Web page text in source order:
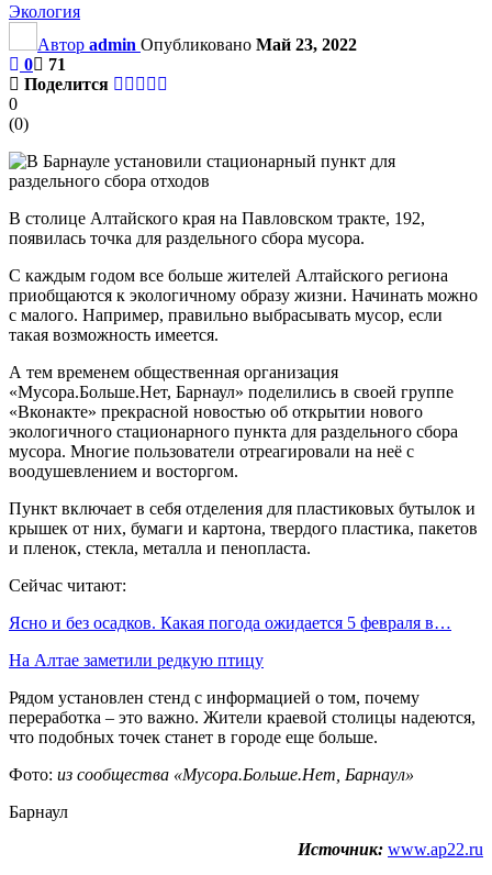
Экология
Автор admin Опубликовано Май 23, 2022
0
71
Поделится
0
(0)
В столице Алтайского края на Павловском тракте, 192,
появилась точка для раздельного сбора мусора.
С каждым годом все больше жителей Алтайского региона
приобщаются к экологичному образу жизни. Начинать можно
с малого. Например, правильно выбрасывать мусор, если
такая возможность имеется.
А тем временем общественная организация
«Мусора.Больше.Нет, Барнаул» поделились в своей группе
«Вконакте» прекрасной новостью об открытии нового
экологичного стационарного пункта для раздельного сбора
мусора. Многие пользователи отреагировали на неё с
воодушевлением и восторгом.
Пункт включает в себя отделения для пластиковых бутылок и
крышек от них, бумаги и картона, твердого пластика, пакетов
и пленок, стекла, металла и пенопласта.
Сейчас читают:
Ясно и без осадков. Какая погода ожидается 5 февраля в…
На Алтае заметили редкую птицу
Рядом установлен стенд с информацией о том, почему
переработка – это важно. Жители краевой столицы надеются,
что подобных точек станет в городе еще больше.
Фото: из сообщества «Мусора.Больше.Нет, Барнаул»
Барнаул
Источник: www.ap22.ru